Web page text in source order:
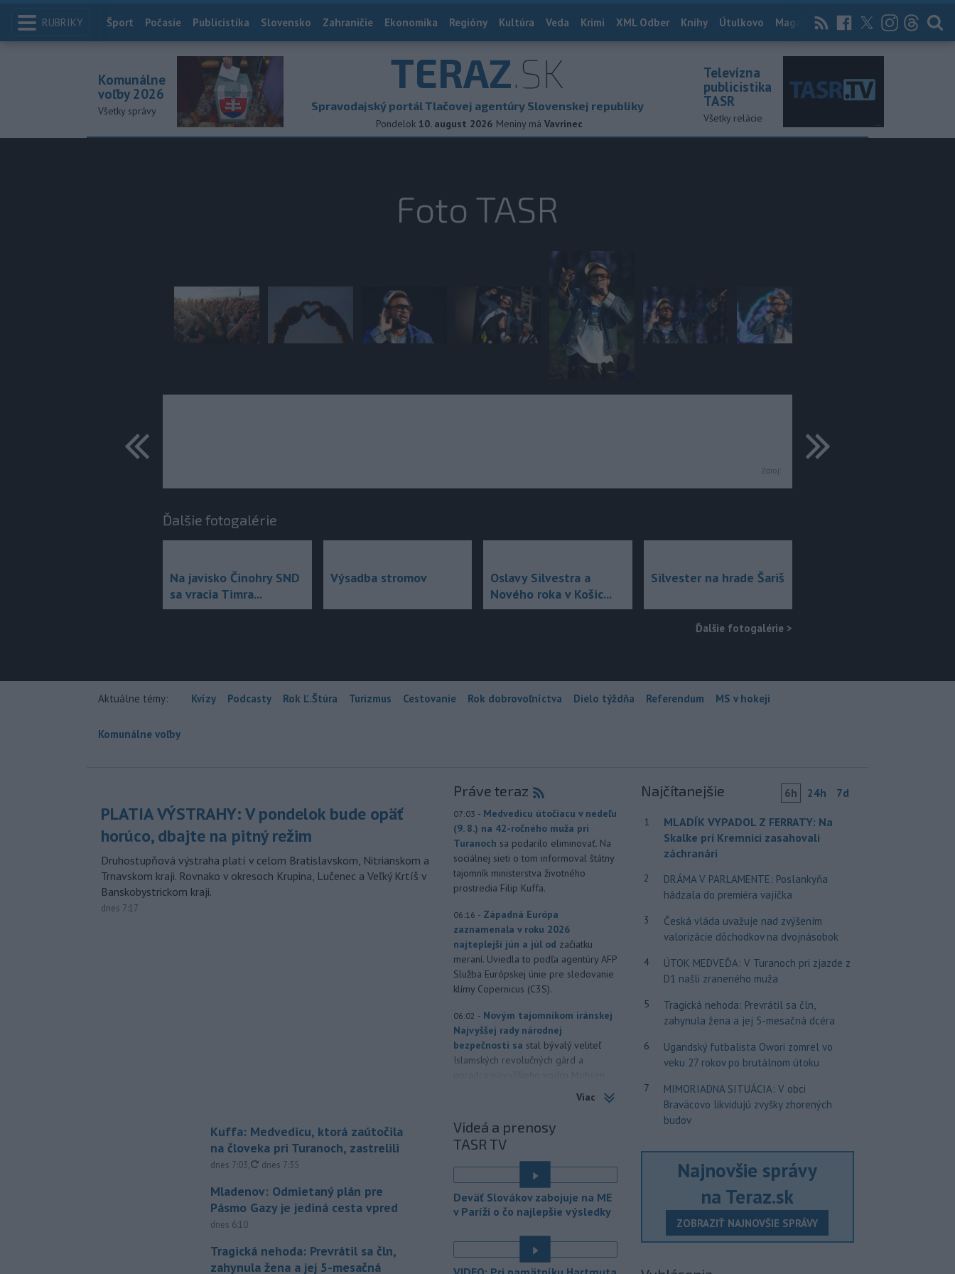
RUBRIKY Index
Šport Počasie Publicistika Slovensko Zahraničie Ekonomika Regióny Kultúra Veda Krimi XML Odber Knihy Útulkovo Magazín News Now Archív
TERAZ.SK
Spravodajský portál Tlačovej agentúry Slovenskej republiky
Pondelok 10. august 2026 Meniny má Vavrinec
Komunálne
voľby 2026
Všetky správy
Televízna
publicistika
TASR
Všetky relácie
Foto TASR
Zdroj:
predchádzajúce ďalšie
Ďalšie fotogalérie
Na javisko Činohry SND
sa vracia Timra...
Výsadba stromov
Oslavy Silvestra a
Nového roka v Košic...
Silvester na hrade Šariš
Ďalšie fotogalérie >
Aktuálne témy: Kvízy Podcasty Rok Ľ.Štúra Turizmus Cestovanie Rok dobrovoľníctva Dielo týždňa Referendum MS v hokeji
Komunálne voľby
PLATIA VÝSTRAHY: V pondelok bude opäť
horúco, dbajte na pitný režim
Druhostupňová výstraha platí v celom Bratislavskom, Nitrianskom a
Trnavskom kraji. Rovnako v okresoch Krupina, Lučenec a Veľký Krtíš v
Banskobystrickom kraji.
dnes 7:17
Kuffa: Medvedicu, ktorá zaútočila
na človeka pri Turanoch, zastrelili
dnes 7:03, aktualizované
dnes 7:35
Mladenov: Odmietaný plán pre
Pásmo Gazy je jediná cesta vpred
dnes 6:10
Tragická nehoda: Prevrátil sa čln,
zahynula žena a jej 5-mesačná
Práve teraz
07:03 - Medvedicu útočiacu v nedeľu
(9. 8.) na 42-ročného muža pri
Turanoch sa podarilo eliminovať. Na
sociálnej sieti o tom informoval štátny
tajomník ministerstva životného
prostredia Filip Kuffa.
06:16 - Západná Európa
zaznamenala v roku 2026
najteplejší jún a júl od začiatku
meraní. Uviedla to podľa agentúry AFP
Služba Európskej únie pre sledovanie
klímy Copernicus (C3S).
06:02 - Novým tajomníkom iránskej
Najvyššej rady národnej
bezpečnosti sa stal bývalý veliteľ
Islamských revolučných gárd a
Rezáí. Vo funkcii nahradil Mohammada
19:50 - Podvečer našli pri zjazde z
diaľnice D1 na Turany zraneného
42-ročného muža. Charakter zranení
nasvedčuje možnému útoku medveďa.
19:10 - Futbalisti MŠK Žilina utrpeli
prvú prehru v novej sezóneNiké ligy.
domácom trávniku MFK Skalica 1:3 a v
tabuľke klesli so štyrmi bodmi na
Viac
Videá a prenosy
TASR TV
Deväť Slovákov zabojuje na ME
v Paríži o čo najlepšie výsledky
Najčítanejšie 6h 24h 7d
1
MLADÍK VYPADOL Z FERRATY: Na
Skalke pri Kremnici zasahovali
záchranári
2
DRÁMA V PARLAMENTE: Poslankyňa
hádzala do premiéra vajíčka
3
Česká vláda uvažuje nad zvýšením
valorizácie dôchodkov na dvojnásobok
4
ÚTOK MEDVEĎA: V Turanoch pri zjazde z
D1 našli zraneného muža
5
Tragická nehoda: Prevrátil sa čln,
zahynula žena a jej 5-mesačná dcéra
6
Ugandský futbalista Owori zomrel vo
veku 27 rokov po brutálnom útoku
7
MIMORIADNA SITUÁCIA: V obci
Braväcovo likvidujú zvyšky zhorených
budov
Najnovšie správy
na Teraz.sk
ZOBRAZIŤ NAJNOVŠIE SPRÁVY